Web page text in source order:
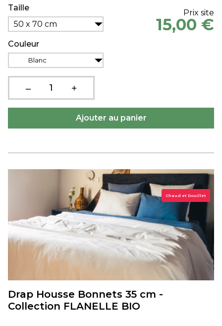
Taille
50 x 70 cm
Couleur
Blanc
Prix site
15,00 €
Chaud et Douillet
Drap Housse Bonnets 35 cm -
Collection FLANELLE BIO